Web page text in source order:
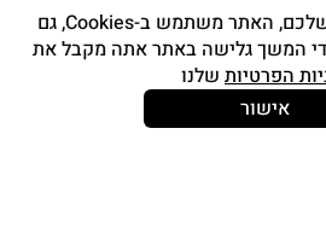
כדי לשפר את החוויה שלכם, האתר משתמש ב-Cookies, גם
המשך גלישה באתר אתה מקבל את
הפרטיות שלנו
אישור